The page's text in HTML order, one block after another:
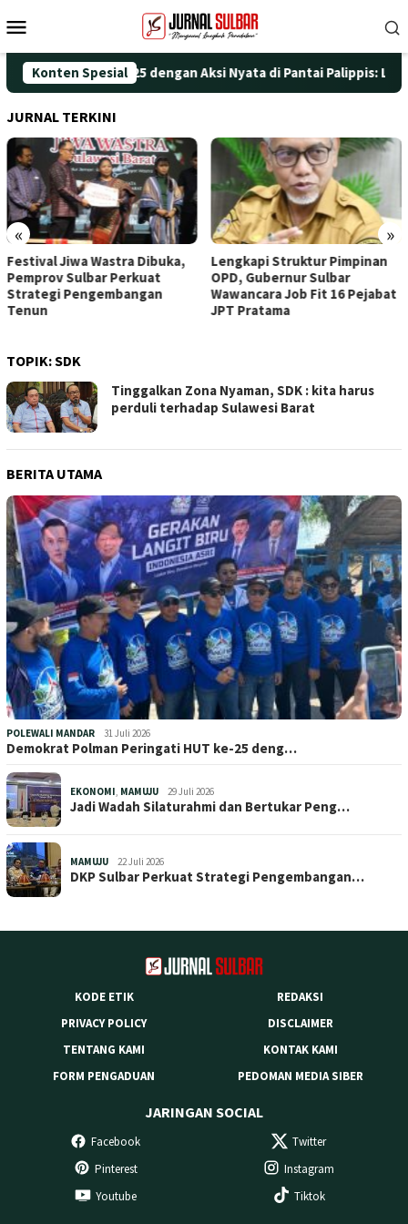
ke
Mobile
Konten Spesial
HUT ke-25 dengan Aksi Nyata di Pantai Palippis:
JURNAL TERKINI
« »
Festival Jiwa Wastra Dibuka,
Pemprov Sulbar Perkuat
Strategi Pengembangan
Tenun
Lengkapi Struktur Pimpinan
OPD, Gubernur Sulbar
Wawancara Job Fit 16 Pejabat
JPT Pratama
TOPIK:SDK
Tinggalkan Zona Nyaman, SDK : kita harus
perduli terhadap Sulawesi Barat
BERITA UTAMA
POLEWALI MANDAR 31 Juli 2026
Demokrat Polman Peringati HUT ke-25 deng…
EKONOMI, MAMUJU 29 Juli 2026
Jadi Wadah Silaturahmi dan Bertukar Peng…
MAMUJU 22 Juli 2026
DKP Sulbar Perkuat Strategi Pengembangan…
KODE ETIK
REDAKSI
PRIVACY POLICY
DISCLAIMER
TENTANG KAMI
KONTAK KAMI
FORM PENGADUAN
PEDOMAN MEDIA SIBER
JARINGAN SOCIAL
Facebook
Twitter
Pinterest
Instagram
Youtube
Tiktok